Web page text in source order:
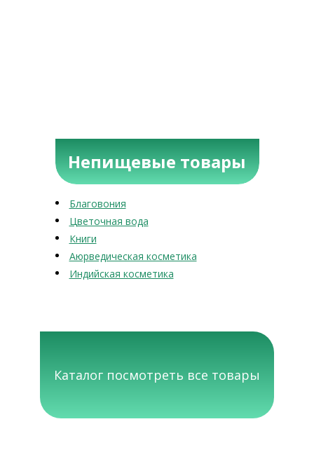
Непищевые товары
Благовония
Цветочная вода
Книги
Аюрведическая косметика
Индийская косметика
Каталог посмотреть все товары